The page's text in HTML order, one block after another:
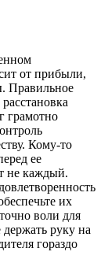
от прибыли,
Правильное
грамотно
Кому-то
ее
не каждый.
их
воли для
держать руку на
гораздо